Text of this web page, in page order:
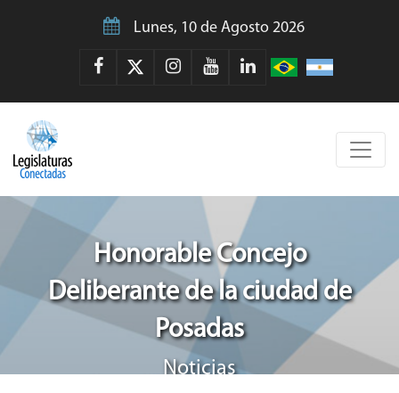
Lunes, 10 de Agosto 2026
Honorable Concejo
Deliberante de la ciudad de
Posadas
Noticias